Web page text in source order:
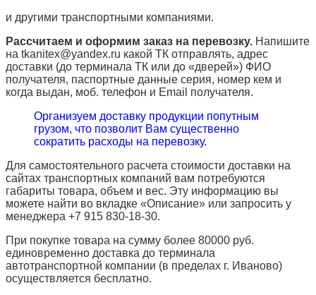
и другими транспортными компаниями.
Рассчитаем и оформим заказ на перевозку. Напишите
на tkanitex@yandex.ru какой ТК отправлять, адрес
доставки (до терминала ТК или до «дверей») ФИО
получателя, паспортные данные серия, номер кем и
когда выдан, моб. телефон и Email получателя.
Организуем доставку продукции попутным
грузом, что позволит Вам существенно
сократить расходы на перевозку.
Для самостоятельного расчета стоимости доставки на
сайтах транспортных компаний вам потребуются
габариты товара, объем и вес. Эту информацию вы
можете найти во вкладке «Описание» или запросить у
менеджера +7 915 830-18-30.
При покупке товара на сумму более 80000 руб.
единовременно доставка до терминала
автотранспортной компании (в пределах г. Иваново)
осуществляется бесплатно.